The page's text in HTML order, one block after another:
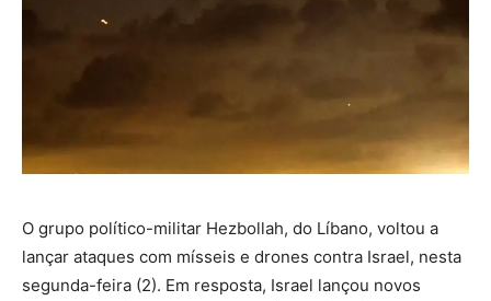
O grupo político-militar Hezbollah, do Líbano, voltou a
lançar ataques com mísseis e drones contra Israel, nesta
segunda-feira (2). Em resposta, Israel lançou novos